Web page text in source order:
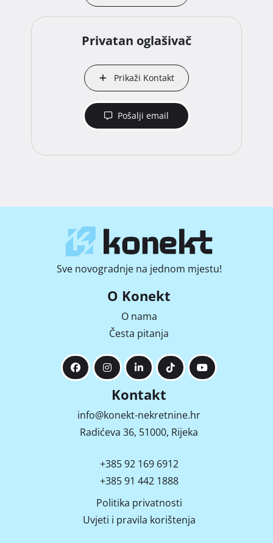
Privatan oglašivač
Prikaži Kontakt
Pošalji email
Sve novogradnje na jednom mjestu!
O Konekt
O nama
Česta pitanja
Kontakt
info@konekt-nekretnine.hr
Radićeva 36, 51000, Rijeka
+385 92 169 6912
+385 91 442 1888
Politika privatnosti
Uvjeti i pravila korištenja